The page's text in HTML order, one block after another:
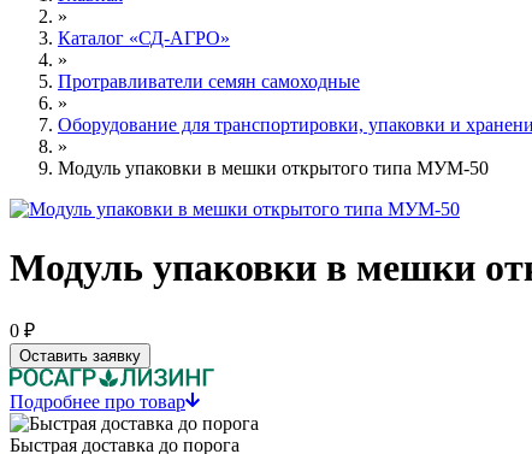
Главная
»
Каталог «СД-АГРО»
»
Протравливатели семян самоходные
»
Оборудование для транспортировки, упаковки и хранения
»
Модуль упаковки в мешки
0 ₽
Оставить заявку
Подробнее про товар